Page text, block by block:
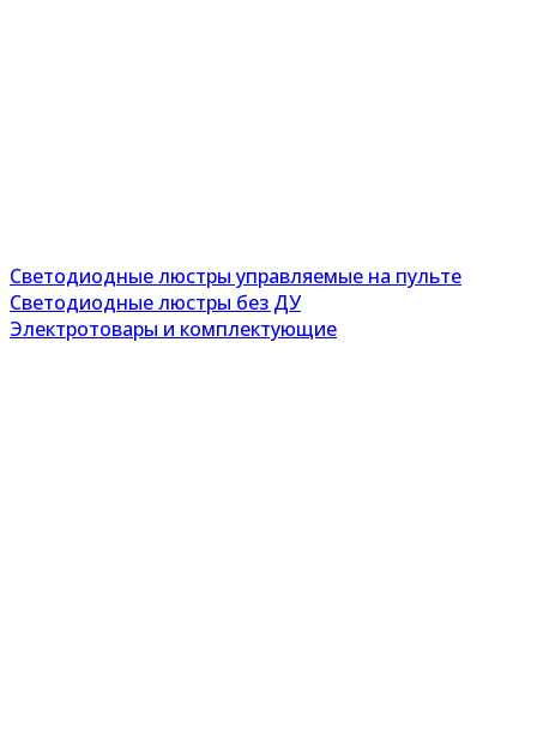
Светодиодные люстры управляемые на пульте
Светодиодные люстры без ДУ
Электротовары и комплектующие